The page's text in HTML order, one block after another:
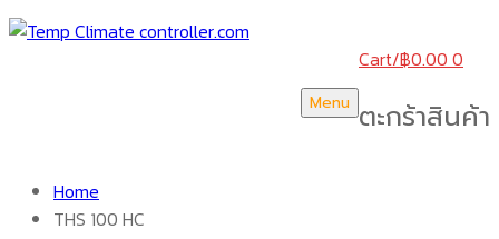
Menu
Cart/฿0.00 0
ตะกร้าสินค้า
Home
THS 100 HC